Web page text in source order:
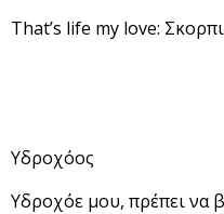
That’s life my love:
Υδροχόος
Υδροχόε μου, πρέπει να